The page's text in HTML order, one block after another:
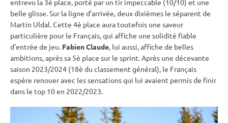
entrevu la 3è place, porté par un tir impeccable (10/10) et une
belle glisse. Sur la ligne d’arrivée, deux dixièmes le séparent de
Martin Uldal. Cette 4è place aura toutefois une saveur
particulière pour le Français, qui affiche une solidité fiable
d’entrée de jeu. Fabien Claude, lui aussi, affiche de belles
ambitions, après sa 5è place sur le sprint. Après une décevante
saison 2023/2024 (18è du classement général), le Français
espère renouer avec les sensations qui lui avaient permis de finir
dans le top 10 en 2022/2023.